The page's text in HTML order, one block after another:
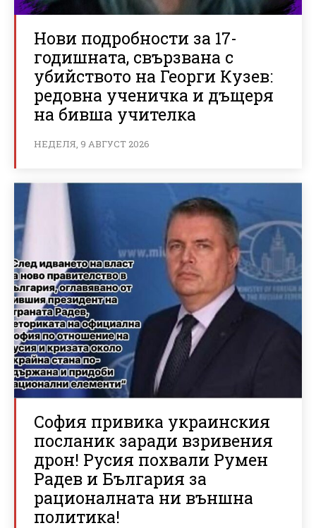
Нови подробности за 17-
годишната, свързвана с
убийството на Георги Кузев:
редовна ученичка и дъщеря
на бивша учителка
НЕДЕЛЯ, 9 АВГУСТ 2026
София привика украинския
посланик заради взривения
дрон! Русия похвали Румен
Радев и България за
рационалната ни външна
политика!